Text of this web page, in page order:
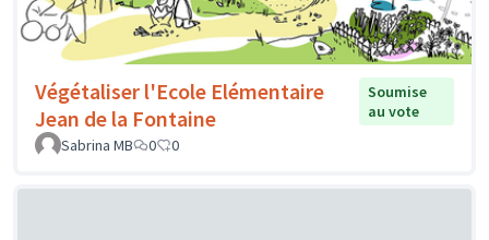
Végétaliser l'Ecole Elémentaire
Jean de la Fontaine
Soumise
au vote
Sabrina MB
0 0